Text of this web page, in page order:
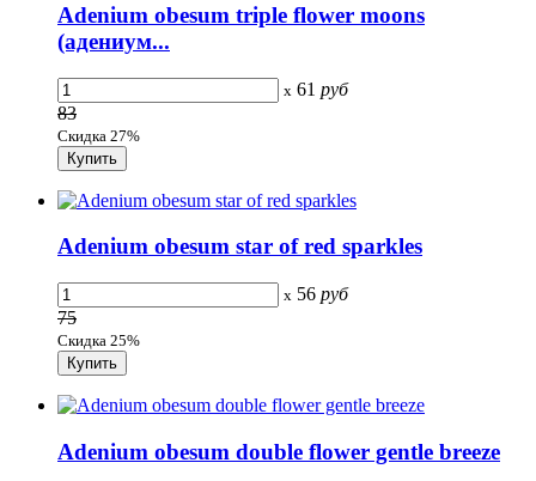
Adenium obesum triple flower moons
(адениум...
x 61 руб
83
Скидка 27%
Adenium obesum star of red sparkles
x 56 руб
75
Скидка 25%
Adenium obesum double flower gentle breeze